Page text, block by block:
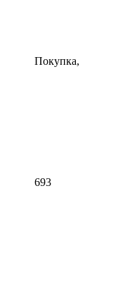
Покупка,
693